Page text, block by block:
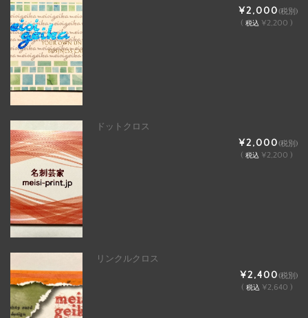
¥2,000(税別)
( 税込 ¥2,200 )
ドットクロス
¥2,000(税別)
( 税込 ¥2,200 )
リンクルクロス
¥2,400(税別)
( 税込 ¥2,640 )